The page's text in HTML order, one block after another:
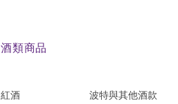
酒類商品
紅酒
波特與其他酒款